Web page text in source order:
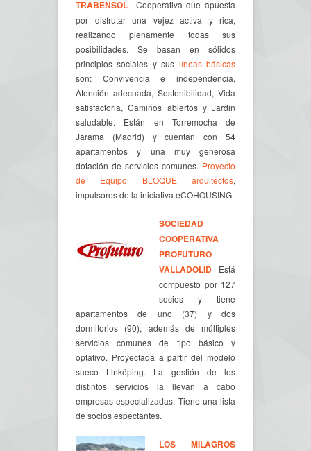
TRABENSOL
Cooperativa que apuesta
por disfrutar una vejez activa y rica,
realizando plenamente todas sus
posibilidades. Se basan en sólidos
principios sociales y sus líneas básicas
son: Convivencia e independencia,
Atención adecuada, Sostenibilidad, Vida
satisfactoria, Caminos abiertos y Jardin
saludable. Están en Torremocha de
Jarama (Madrid) y cuentan con 54
apartamentos y una muy generosa
dotación de servicios comunes. Proyecto
de Equipo BLOQUE arquitectos,
impulsores de la iniciativa eCOHOUSING.
SOCIEDAD
COOPERATIVA
PROFUTURO
VALLADOLID Está
compuesto por 127
socios y tiene
apartamentos de uno (37) y dos
dormitorios (90), además de múltiples
servicios comunes de tipo básico y
optativo. Proyectada a partir del modelo
sueco Linköping. La gestión de los
distintos servicios la llevan a cabo
empresas especializadas. Tiene una lista
de socios espectantes.
LOS MILAGROS